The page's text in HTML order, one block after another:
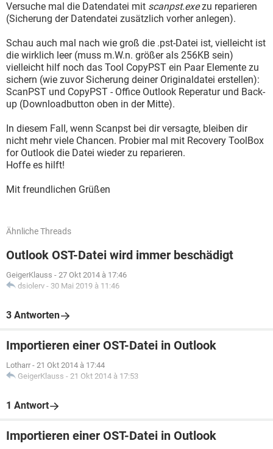
Versuche mal die Datendatei mit scanpst.exezu reparieren
(Sicherung der Datendatei zusätzlich vorher anlegen).
Schau auch mal nach wie groß die .pst-Datei ist, vielleicht ist
die wirklich leer (muss m.W.n. größer als 256KB sein)
vielleicht hilf noch das Tool CopyPST ein Paar Elemente zu
sichern (wie zuvor Sicherung deiner Originaldatei erstellen):
ScanPST und CopyPST - Office Outlook Reperatur und Back-
up (Downloadbutton oben in der Mitte).
In diesem Fall, wenn Scanpst bei dir versagte, bleiben dir
nicht mehr viele Chancen. Probier mal mit Recovery ToolBox
for Outlook die Datei wieder zu reparieren.
Hoffe es hilft!
Mit freundlichen Grüßen
Ähnliche Threads
Outlook OST-Datei wird immer beschädigt
GeigerKlauss - 27 Okt 2014 à 17:46
dsiolerv - 30 Mai 2019 à 11:46
3 Antworten
Importieren einer OST-Datei in Outlook
Lotharr - 21 Okt 2014 à 17:44
GeigerKlauss - 21 Okt 2014 à 17:53
1 Antwort
Importieren einer OST-Datei in Outlook